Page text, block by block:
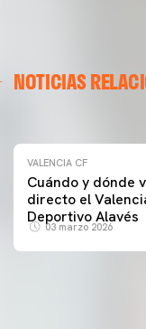
NOTICIAS
VALENCIA CF
Cuándo y dónde
directo el
Deportivo Alavés
03 marzo 2026